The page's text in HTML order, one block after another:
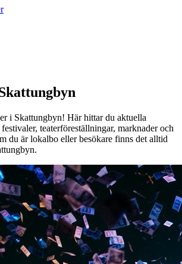
i Skattungbyn! Här hittar du aktuella
teaterföreställningar, marknader och
du är lokalbo eller besökare finns det alltid